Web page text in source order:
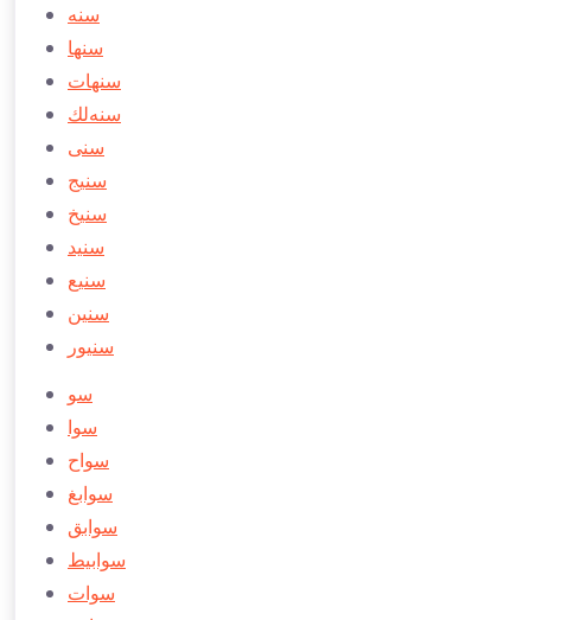
سنه
سنها
سنهات
سنه‌لك
سنی
سنیج
سنیخ
سنید
سنيع
سنین
سنيور
سو
سوا
سواح
سوابغ
سوابق
سوابيط
سوات